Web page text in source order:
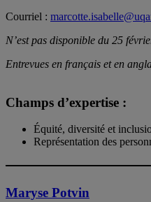
Courriel :
N’est pas disponible du 25
Entrevues en français et en
Champs d’expertise :
Équité, diversité et
Représentation des
Maryse Potvin